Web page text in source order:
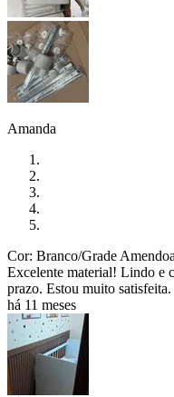
Amanda
Cor: Branco/Grade Amendoa
Excelente material! Lindo e
prazo. Estou muito satisfeita.
há 11 meses